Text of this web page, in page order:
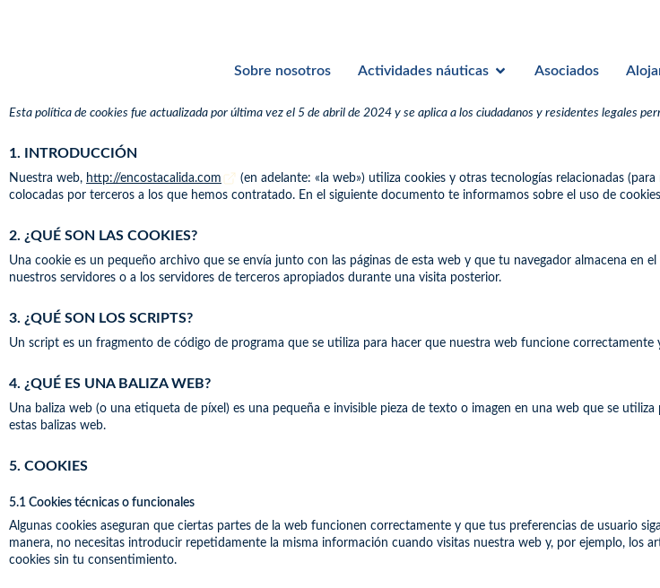
Sobre nosotros Actividades náuticas Asociados
Política de cookies
Esta política de cookies fue actualizada por última vez el 5 de abril de 2024 y se aplica a los ciudadanos y residentes legales
1. INTRODUCCIÓN
Nuestra web, http://encostacalida.com
(en adelante: «la web») utiliza cookies y otras tecnologías relacionadas
colocadas por terceros a los que hemos contratado. En el siguiente documento te informamos sobre el uso de
2. ¿QUÉ SON LAS COOKIES?
Una cookie es un pequeño archivo que se envía junto con las páginas de esta web y que tu navegador almacena
nuestros servidores o a los servidores de terceros apropiados durante una visita posterior.
3. ¿QUÉ SON LOS SCRIPTS?
Un script es un fragmento de código de programa que se utiliza para hacer que nuestra web funcione
4. ¿QUÉ ES UNA BALIZA WEB?
Una baliza web (o una etiqueta de píxel) es una pequeña e invisible pieza de texto o imagen en una web que se
estas balizas web.
5. COOKIES
5.1 Cookies técnicas o funcionales
Algunas cookies aseguran que ciertas partes de la web funcionen correctamente y que tus preferencias de usuario
manera, no necesitas introducir repetidamente la misma información cuando visitas nuestra web y, por ejemplo, los
cookies sin tu consentimiento.